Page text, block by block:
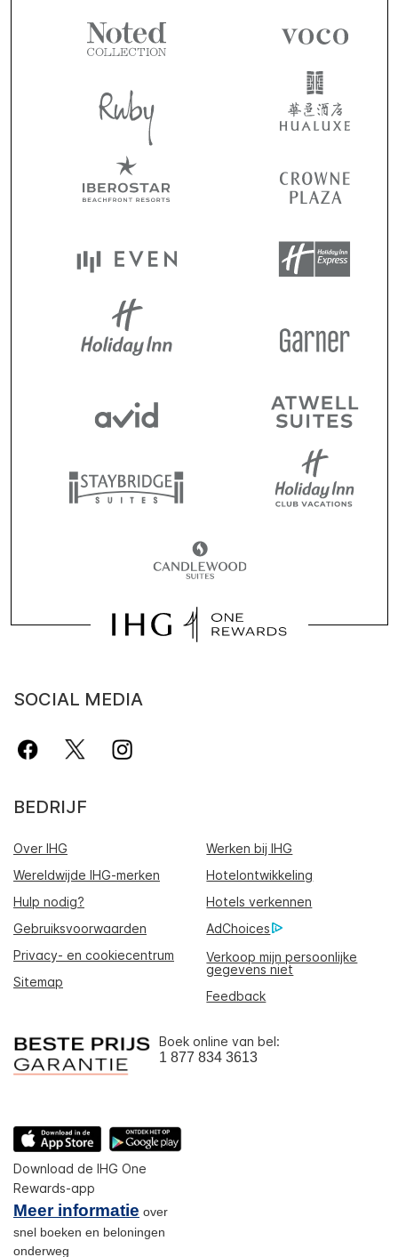
SOCIAL MEDIA
BEDRIJF
Over IHG
Werken bij IHG
Wereldwijde IHG-merken
Hotelontwikkeling
Hulp nodig?
Hotels verkennen
Gebruiksvoorwaarden
AdChoices
Privacy- en cookiecentrum
Verkoop mijn persoonlijke
gegevens niet
Sitemap
Feedback
Boek online van bel:
1 877 834 3613
Download de IHG One
Rewards-app
Meer informatie over
snel boeken en beloningen
onderweg